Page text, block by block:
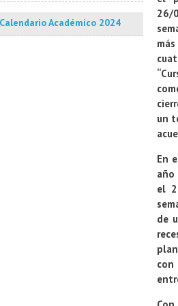
Calendario Académico 2024
26/
un
En
año
el
de
con